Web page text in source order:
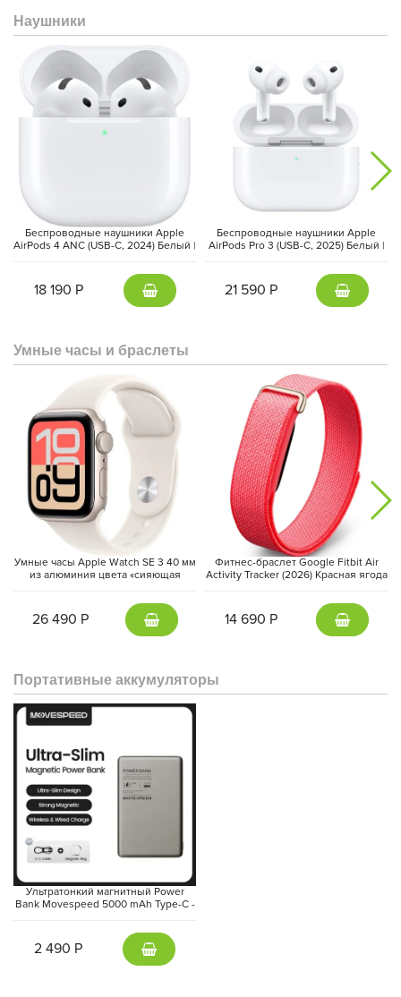
Наушники
Беспроводные наушники Apple
AirPods 4 ANC (USB-C, 2024) Белый |
18 190 Р
Беспроводные наушники Apple
AirPods Pro 3 (USB-C, 2025) Белый |
21 590 Р
Умные часы и браслеты
Умные часы Apple Watch SE 3 40 мм
из алюминия цвета «сияющая
«сияющая звезда» (S/M)
26 490 Р
Фитнес-браслет Google Fitbit Air
Activity Tracker (2026) Красная ягода
14 690 Р
Портативные аккумуляторы
Ультратонкий магнитный Power
Bank Movespeed 5000 mAh Type-C -
2 490 Р